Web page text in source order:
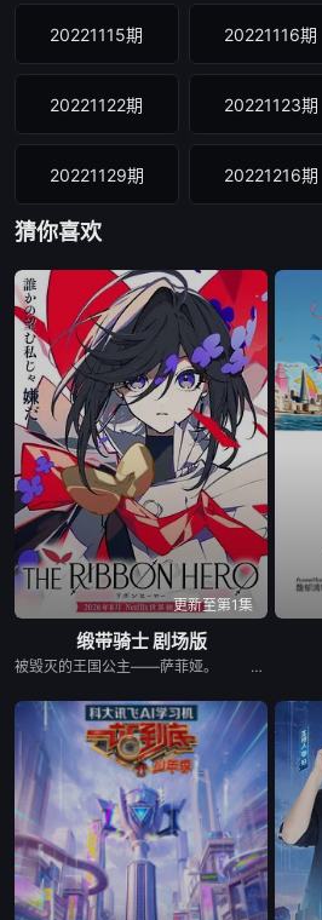
20221115期 20221116期
20221122期 20221123期
20221129期 20221216期
20221229期
20230104期 20230105期
20230111期 20230113期
20230131期 20230201期
20230208期 20230407期
20230630 20230905
20231207 20231212
20231214 20231220
20231228 20240228
20240301 20240305
猜你喜欢
更新至第1集
缎带骑士 剧场版
被毁灭的王国公主——萨菲娅。 灾厄“内尔伽勒”夺走了她故乡希尔弗兰的一切，她在绝望的尽头，抵达了戈尔德兰。 她怀抱着过往，在人们的温柔相待中，开始觅得一丝微小的希望。 然而，仿佛是为了嘲弄这份平静的日常，灾厄“内尔伽勒”再度降临。 曾将故乡化为灰烬的绝望，如今又要夺走这片土地的光芒。 ——已经，不会再失去任何东西。也不会让任何人失去。 少女拂去悲伤的泪水，执剑而起。 这是一个系上缎带、决心反抗命运的，属于一位英雄的故事。